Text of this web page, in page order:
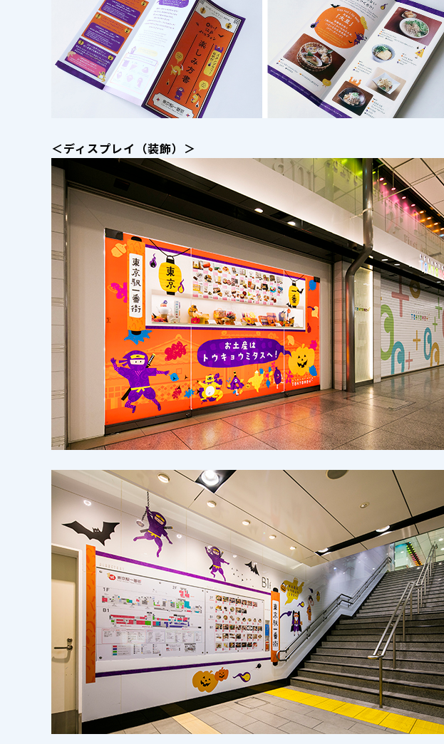
＜ディスプレイ（装飾）＞